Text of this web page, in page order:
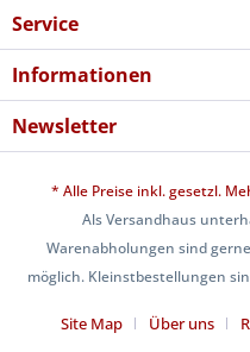
Service
Informationen
Newsletter
* Alle Preise inkl. gesetzl.
Als Versandhaus
Warenabholungen sind
möglich. Kleinstbestellungen
Site Map Über uns